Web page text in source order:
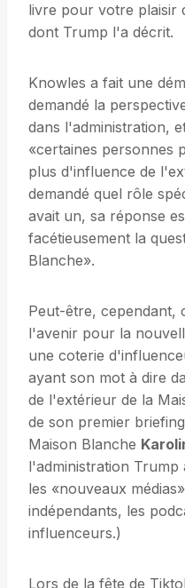
livre pour votre plaisir
dont Trump l'a décrit.
Knowles a fait une
demandé la
dans l'administration,
«certaines personnes
plus d'influence de
demandé quel rôle
avait un, sa réponse
facétieusement la
Blanche».
Peut-être, cependant,
l'avenir pour la
une coterie
ayant son mot à dire
de l'extérieur de la
de son premier
Maison Blanche
l'administration Trump
les «nouveaux
indépendants, les
influenceurs.)
Lors de la fête de